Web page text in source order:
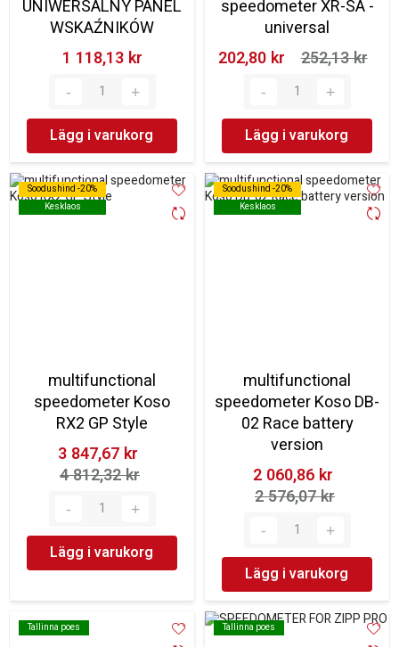
UNIWERSALNY PANEL
WSKAŹNIKÓW
1 118,13 kr‎
Lägg i varukorg
speedometer XR-SA -
universal
202,80 kr‎
252,13 kr‎
Lägg i varukorg
Soodushind -20%
Kesklaos
Soodushind -20%
Kesklaos
multifunctional
speedometer Koso
RX2 GP Style
3 847,67 kr‎
4 812,32 kr‎
Lägg i varukorg
Soodushind -20%
Kesklaos
Soodushind -20%
Kesklaos
multifunctional
speedometer Koso DB-
02 Race battery
version
2 060,86 kr‎
2 576,07 kr‎
Lägg i varukorg
Tallinna poes
Tallinna poes Tallinna poes
Tallinna poes